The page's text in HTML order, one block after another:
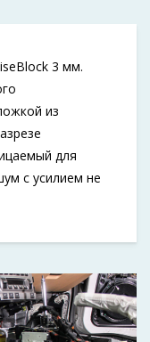
3 мм.
из
для
с усилием не